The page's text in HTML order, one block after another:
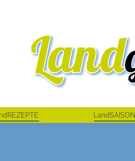
LandSAISON